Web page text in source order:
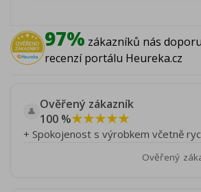
97% zákazníků nás
recenzí portálu Heureka.cz
👤 Ověřený zákazník
100 %★★★★★
+ Spokojenost s výrobkem včetně
Ověřený